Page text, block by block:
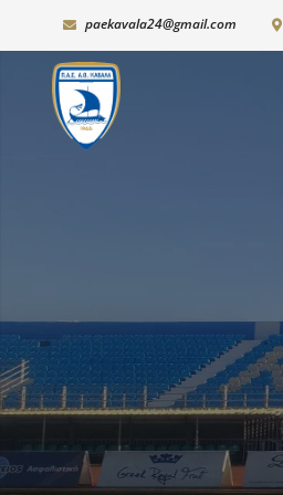
paekavala24@gmail.com